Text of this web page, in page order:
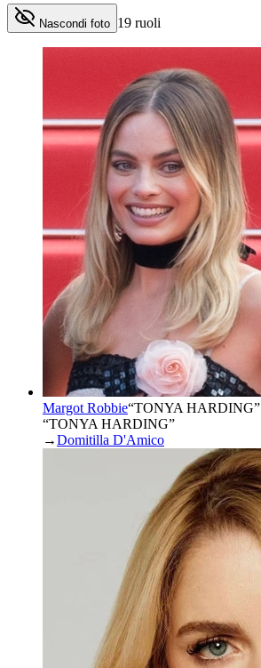
Nascondi foto 19 ruoli
Margot Robbie“TONYA HARDING”
“TONYA HARDING”
→Domitilla D'Amico